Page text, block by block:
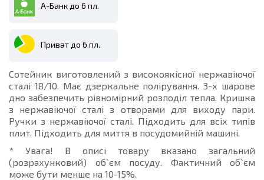
А-Банк до 6 пл.
Приват до 6 пл.
Сотейник виготовлений з високоякісної нержавіючої
сталі 18/10. Має дзеркальне полірування. 3-х шарове
дно забезпечить рівномірний розподіл тепла. Кришка
з нержавіючої сталі з отворами для виходу пари.
Ручки з нержавіючої сталі. Підходить для всіх типів
плит. Підходить для миття в посудомийній машині.
* Увага! В описі товару вказано загальний
(розрахунковий) об`єм посуду. Фактичний об`єм
може бути менше на 10-15%.